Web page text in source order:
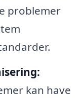
problemer
kan have